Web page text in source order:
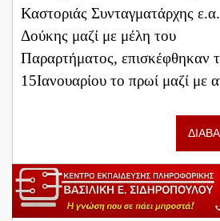
Καστοριάς Συνταγματάρχης
Δούκης μαζί με μέλη του
Παραρτήματος, επισκέφθηκαν
15Ιανουαρίου το πρωί μαζί